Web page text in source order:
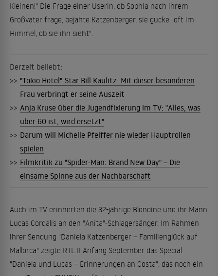
Kleinen!" Die Frage einer Userin, ob Sophia nach ihrem
Großvater frage, bejahte Katzenberger, sie gucke "oft im
Himmel, ob sie ihn sieht".
Derzeit beliebt:
>> "Tokio Hotel"-Star Bill Kaulitz: Mit dieser besonderen
Frau verbringt er seine Auszeit
>> Anja Kruse über die Jugendfixierung im TV: "Alles, was
über 60 ist, wird ersetzt"
>> Darum will Michelle Pfeiffer nie wieder Hauptrollen
spielen
>> Filmkritik zu "Spider-Man: Brand New Day" – Die
einsame Spinne aus der Nachbarschaft
Auch im TV erinnerten die 32-jährige Blondine und ihr Mann
Lucas Cordalis an den "Anita"-Schlagersänger. Im Rahmen
ihrer Sendung "Daniela Katzenberger – Familienglück auf
Mallorca" zeigte RTL II Anfang September das Special
"Daniela und Lucas – Erinnerungen an Costa", das noch ein